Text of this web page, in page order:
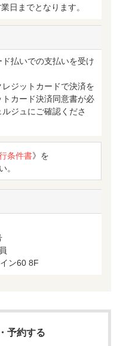
日までとなります。
払いでの支払いを受け
ジットカードで決済を
カード決済同意書が必
ジュにご確認くださ
条件書》を
。
ン60 8F
予約する